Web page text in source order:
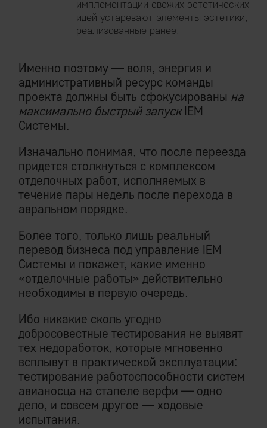
имплементации свежих эстетических
идей устаревают элементы эстетики,
реализованные ранее.
Именно поэтому — воля, энергия и
административный ресурс команды
проекта должны быть сфокусированы на
максимально быстрый запускIEM
Системы.
Изначально понимая, что после переезда
придется столкнуться с комплексом
отделочных работ, исполняемых в
течение пары недель после перехода в
авральном порядке.
Более того, только лишь реальный
перевод бизнеса под управление IEM
Системы и покажет, какие именно
«отделочные работы» действительно
необходимы в первую очередь.
Ибо никакие сколь угодно
добросовестные тестирования не выявят
тех недоработок, которые мгновенно
всплывут в практической эксплуатации:
тестирование работоспособности систем
авианосца на стапеле верфи — одно
дело, и совсем другое — ходовые
испытания.